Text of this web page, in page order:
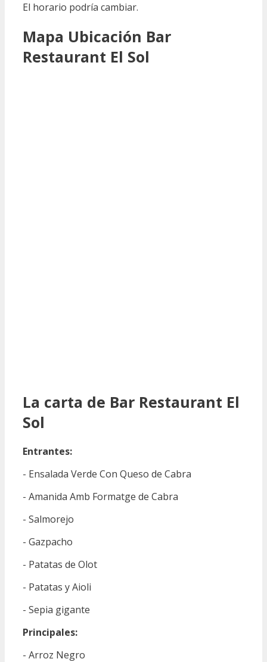
El horario podría cambiar.
Mapa Ubicación Bar
Restaurant El Sol
La carta de Bar Restaurant El
Sol
Entrantes:
- Ensalada Verde Con Queso de Cabra
- Amanida Amb Formatge de Cabra
- Salmorejo
- Gazpacho
- Patatas de Olot
- Patatas y Aioli
- Sepia gigante
Principales:
- Arroz Negro